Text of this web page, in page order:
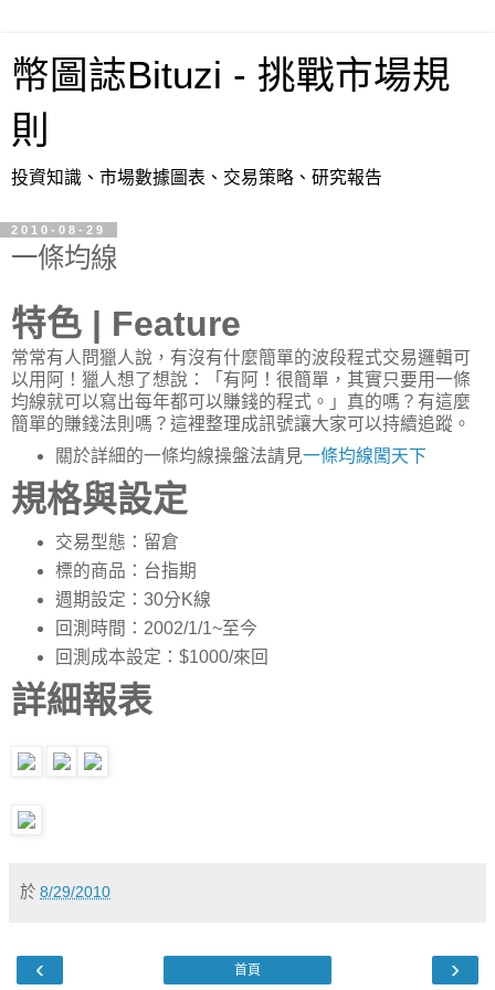
幣圖誌Bituzi - 挑戰市場規
則
投資知識、市場數據圖表、交易策略、研究報告
2010-08-29
一條均線
特色 | Feature
常常有人問獵人說，有沒有什麼簡單的波段程式交易邏輯可
以用阿！獵人想了想說：「有阿！很簡單，其實只要用一條
均線就可以寫出每年都可以賺錢的程式。」真的嗎？有這麼
簡單的賺錢法則嗎？這裡整理成訊號讓大家可以持續追蹤。
關於詳細的一條均線操盤法請見一條均線闖天下
規格與設定
交易型態：留倉
標的商品：台指期
週期設定：30分K線
回測時間：2002/1/1~至今
回測成本設定：$1000/來回
詳細報表
於 8/29/2010
‹ ›
首頁